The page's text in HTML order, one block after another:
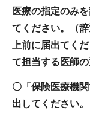
医療の指定のみ
てください。（
上前に届出てく
て担当する医師の
〇「保険医療機
出してください